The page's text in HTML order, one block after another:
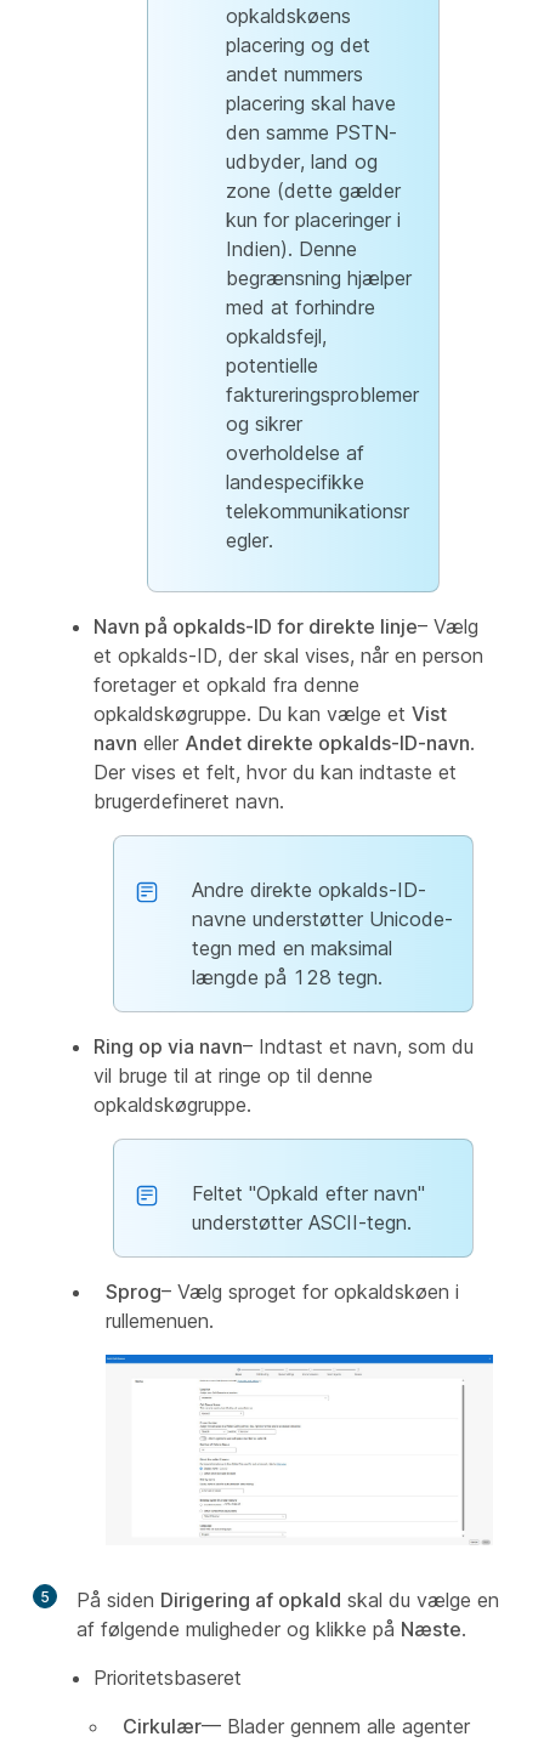
opkaldskøens
placering og det
andet nummers
placering skal have
den samme PSTN-
udbyder, land og
zone (dette gælder
kun for placeringer i
Indien). Denne
begrænsning hjælper
med at forhindre
opkaldsfejl,
potentielle
faktureringsproblemer
og sikrer
overholdelse af
landespecifikke
telekommunikationsr
egler.
Navn på opkalds-ID for direkte linje– Vælg
et opkalds-ID, der skal vises, når en person
foretager et opkald fra denne
opkaldskøgruppe. Du kan vælge et Vist
navn eller Andet direkte opkalds-ID-navn.
Der vises et felt, hvor du kan indtaste et
brugerdefineret navn.
Andre direkte opkalds-ID-
navne understøtter Unicode-
tegn med en maksimal
længde på 128 tegn.
Ring op via navn– Indtast et navn, som du
vil bruge til at ringe op til denne
opkaldskøgruppe.
Feltet "Opkald efter navn"
understøtter ASCII-tegn.
Sprog– Vælg sproget for opkaldskøen i
rullemenuen.
5 På siden Dirigering af opkald skal du vælge en
af følgende muligheder og klikke på Næste.
Prioritetsbaseret
Cirkulær— Blader gennem alle agenter